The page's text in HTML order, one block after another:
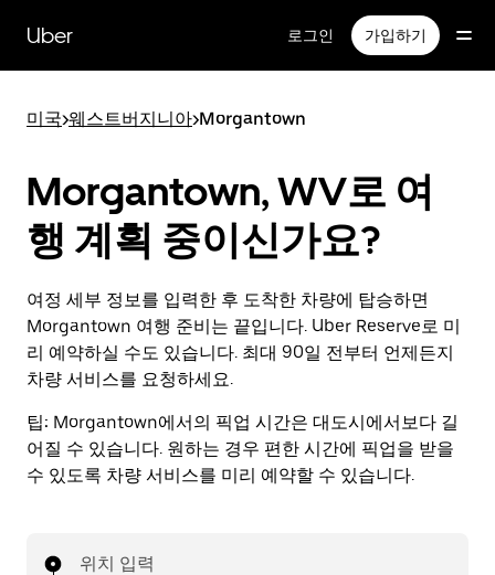
Uber 로그인 가입하기
미국>웨스트버지니아>Morgantown
Morgantown, WV로 여
행 계획 중이신가요?
여정 세부 정보를 입력한 후 도착한 차량에 탑승하면
Morgantown 여행 준비는 끝입니다. Uber Reserve로 미
리 예약하실 수도 있습니다. 최대 90일 전부터 언제든지
차량 서비스를 요청하세요.
팁: Morgantown에서의 픽업 시간은 대도시에서보다 길
어질 수 있습니다. 원하는 경우 편한 시간에 픽업을 받을
수 있도록 차량 서비스를 미리 예약할 수 있습니다.
위치 입력